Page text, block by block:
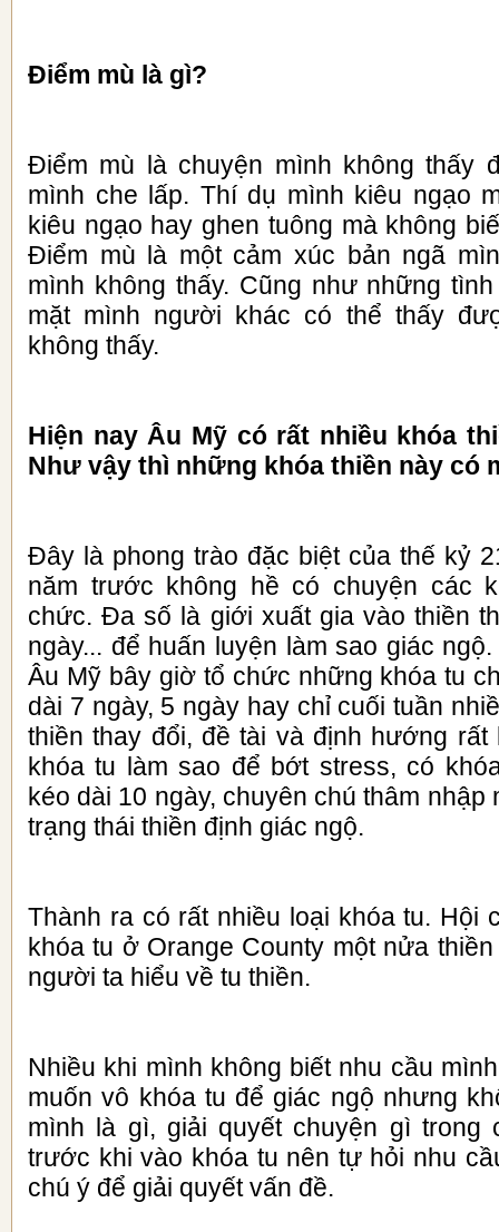
Điểm mù là gì?
Điểm mù là chuyện mình không thấy
mình che lấp. Thí dụ mình kiêu ngạo
kiêu ngạo hay ghen tuông mà không
Điểm mù là một cảm xúc bản ngã
mình không thấy. Cũng như những
mặt mình người khác có thể thấy
không thấy.
Hiện nay Âu Mỹ có rất nhiều khóa
Như vậy thì những khóa thiền này có
Đây là phong trào đặc biệt của thế kỷ
năm trước không hề có chuyện các
chức. Đa số là giới xuất gia vào thiền
ngày... để huấn luyện làm sao giác
Âu Mỹ bây giờ tổ chức những khóa tu
dài 7 ngày, 5 ngày hay chỉ cuối tuần
thiền thay đổi, đề tài và định hướng
khóa tu làm sao để bớt stress, có
kéo dài 10 ngày, chuyên chú thâm nhập
trạng thái thiền định giác ngộ.
Thành ra có rất nhiều loại khóa tu. Hội
khóa tu ở Orange County một nửa
người ta hiểu về tu thiền.
Nhiều khi mình không biết nhu cầu
muốn vô khóa tu để giác ngộ nhưng
mình là gì, giải quyết chuyện gì trong
trước khi vào khóa tu nên tự hỏi nhu
chú ý để giải quyết vấn đề.